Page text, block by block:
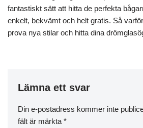
fantastiskt sätt att hitta de perfekta
enkelt, bekvämt och helt gratis. Så
prova nya stilar och hitta dina
Lämna ett svar
Din e-postadress kommer inte
fält är märkta *